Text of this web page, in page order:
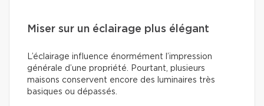
Miser sur un éclairage plus élégant
L’éclairage influence énormément l’impression
générale d’une propriété. Pourtant, plusieurs
maisons conservent encore des luminaires très
basiques ou dépassés.